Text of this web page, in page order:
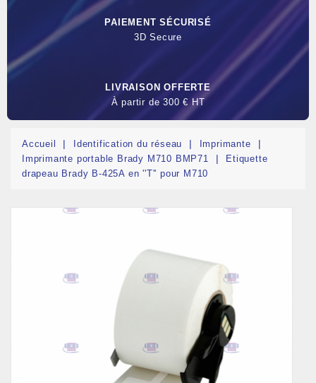
PAIEMENT SÉCURISÉ
3D Secure
LIVRAISON OFFERTE
À partir de 300 € HT
Accueil Identification du réseau
Imprimante
Imprimante portable Brady M710 BMP71
Etiquette
drapeau Brady B-425A en ''T'' pour M710